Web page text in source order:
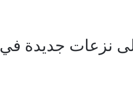
نزعات جديدة في